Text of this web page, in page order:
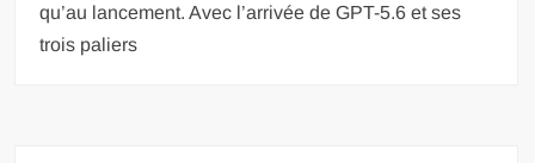
qu’au lancement. Avec l’arrivée de GPT-5.6 et ses
trois paliers